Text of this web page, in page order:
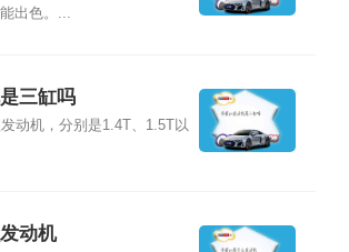
出色。...
三缸吗
动机，分别是1.4T、1.5T以
动机